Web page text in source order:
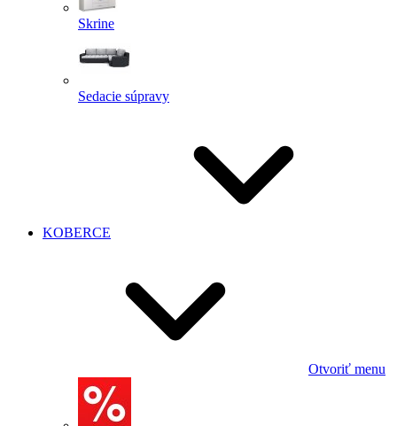
Skrine
Sedacie súpravy
KOBERCE
Otvoriť menu